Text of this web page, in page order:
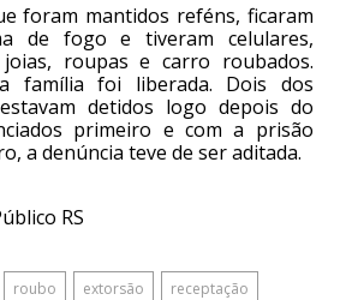
foram mantidos reféns, ficaram
de fogo e tiveram celulares,
roupas e carro roubados.
família foi liberada. Dois dos
detidos logo depois do
primeiro e com a prisão
a denúncia teve de ser aditada.
RS
roubo extorsão receptação